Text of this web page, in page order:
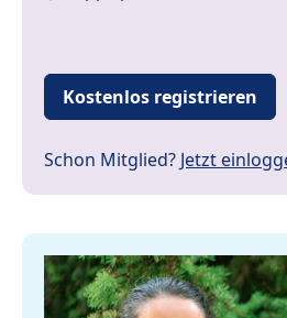
Kostenlos registrieren
Schon Mitglied? Jetzt